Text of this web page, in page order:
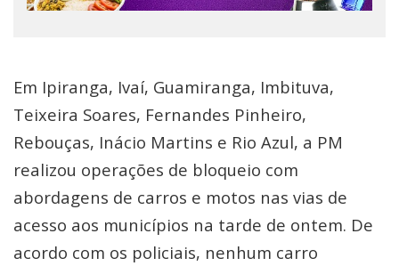
Em Ipiranga, Ivaí, Guamiranga, Imbituva,
Teixeira Soares, Fernandes Pinheiro,
Rebouças, Inácio Martins e Rio Azul, a PM
realizou operações de bloqueio com
abordagens de carros e motos nas vias de
acesso aos municípios na tarde de ontem. De
acordo com os policiais, nenhum carro